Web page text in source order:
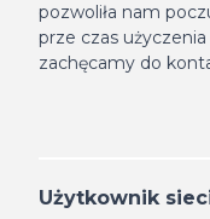
pozwoliła nam
prze czas
zachęcamy do
Użytkownik